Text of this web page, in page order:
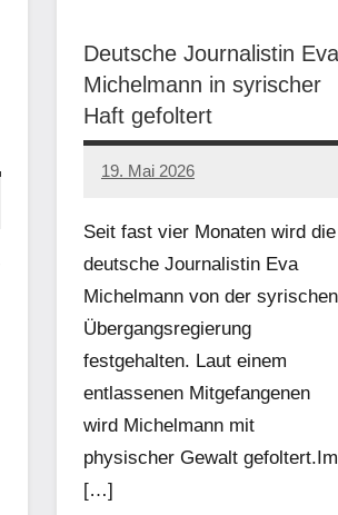
Deutsche Journalistin Eva
Michelmann in syrischer
Haft gefoltert
19. Mai 2026
network
Seit fast vier Monaten wird die
deutsche Journalistin Eva
Michelmann von der syrischen
Übergangsregierung
festgehalten. Laut einem
entlassenen Mitgefangenen
wird Michelmann mit
physischer Gewalt gefoltert.Im
[…]